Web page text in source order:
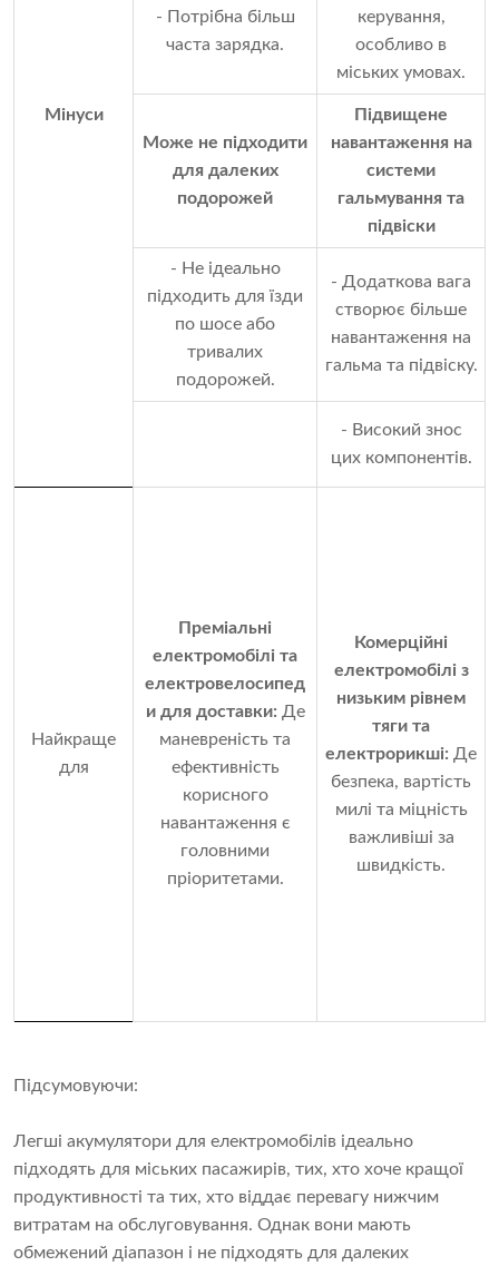
Мінуси
- Потрібна більш
часта зарядка.
керування,
особливо в
міських умовах.
Може не підходити
для далеких
подорожей
Підвищене
навантаження на
системи
гальмування та
підвіски
- Не ідеально
підходить для їзди
по шосе або
тривалих
подорожей.
- Додаткова вага
створює більше
навантаження на
гальма та підвіску.
- Високий знос
цих компонентів.
Найкраще
для
Преміальні
електромобілі та
електровелосипед
и для доставки: Де
маневреність та
ефективність
корисного
навантаження є
головними
пріоритетами.
Комерційні
електромобілі з
низьким рівнем
тяги та
електрорикші: Де
безпека, вартість
милі та міцність
важливіші за
швидкість.
Підсумовуючи:
Легші акумулятори для електромобілів ідеально
підходять для міських пасажирів, тих, хто хоче кращої
продуктивності та тих, хто віддає перевагу нижчим
витратам на обслуговування. Однак вони мають
обмежений діапазон і не підходять для далеких